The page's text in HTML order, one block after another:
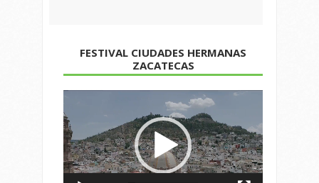
FESTIVAL CIUDADES HERMANAS
ZACATECAS
de
vídeo